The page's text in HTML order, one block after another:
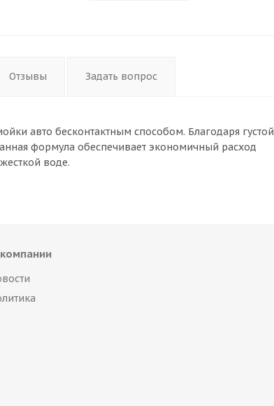
Отзывы Задать вопрос
авто бесконтактным способом. Благодаря густой
формула обеспечивает экономичный расход
воде.